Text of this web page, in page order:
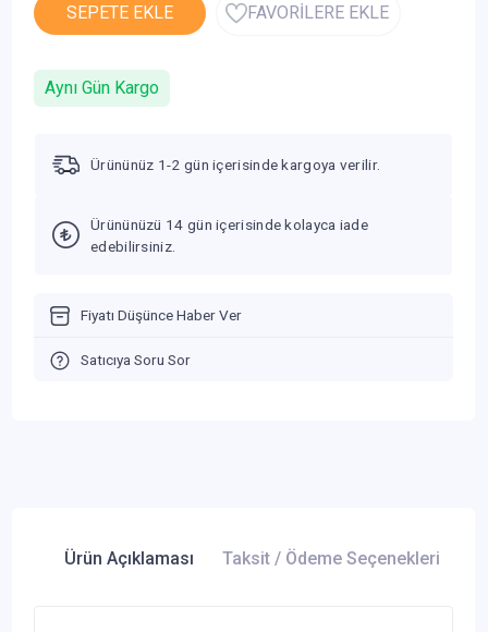
SEPETE EKLE FAVORİLERE EKLE
Aynı Gün Kargo
Ürününüz 1-2 gün içerisinde kargoya verilir.
Ürününüzü 14 gün içerisinde kolayca iade
edebilirsiniz.
Fiyatı Düşünce Haber Ver
Satıcıya Soru Sor
Ürün Açıklaması Taksit / Ödeme Seçenekleri